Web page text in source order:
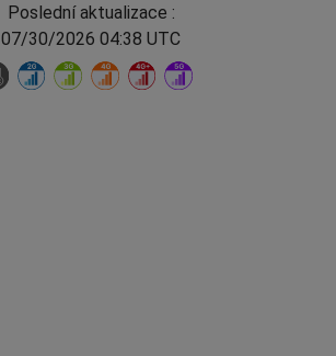
Poslední aktualizace :
07/30/2026 04:38 UTC